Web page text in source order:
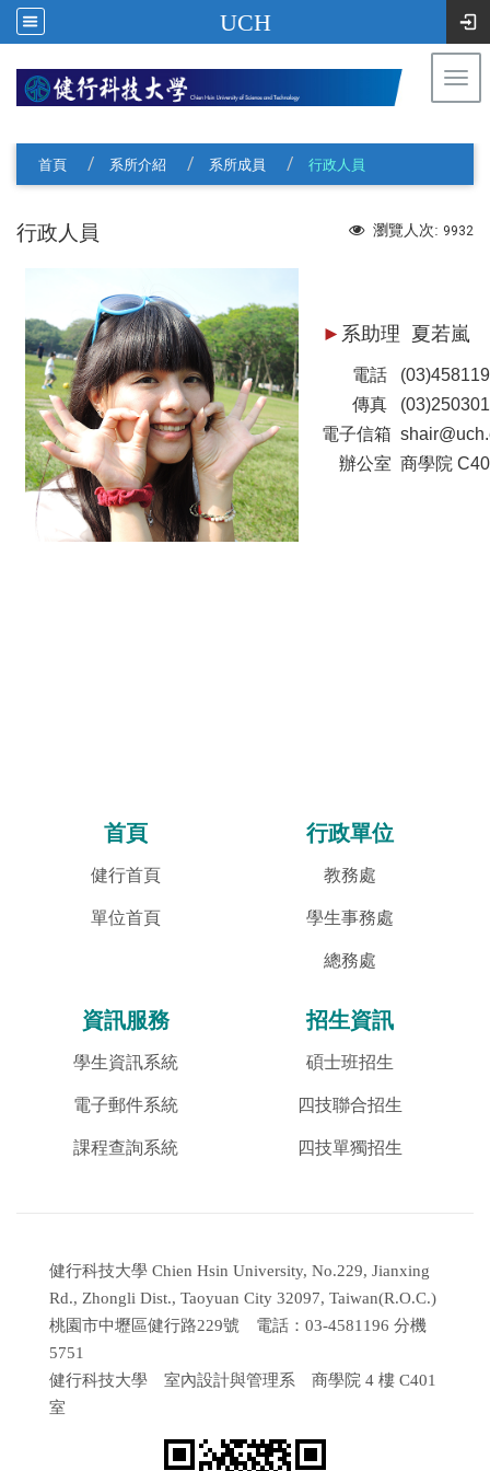
UCH
首頁
系所介紹 系所成員 行政人員
瀏覽人次: 9932
行政人員
► 系助理 夏若嵐
電話
傳真
電子信箱
辦公室 商學院
首頁
健行首頁
單位首頁
行政單位
教務處
學生事務處
總務處
資訊服務
學生資訊系統
電子郵件系統
課程查詢系統
招生資訊
碩士班招生
四技聯合招生
四技單獨招生
健行科技大學 Chien Hsin University, No.229, Jianxing
Rd., Zhongli Dist., Taoyuan City 32097, Taiwan(R.O.C.)
桃園市中壢區健行路229號 電話：03-4581196 分機
5751
健行科技大學 室內設計與管理系 商學院 4 樓 C401
室